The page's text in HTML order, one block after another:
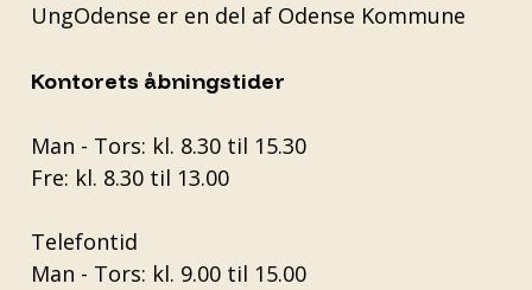
UngOdense er en del af Odense Kommune
Kontorets åbningstider
Man - Tors: kl. 8.30 til 15.30
Fre: kl. 8.30 til 13.00
Telefontid
Man - Tors: kl. 9.00 til 15.00